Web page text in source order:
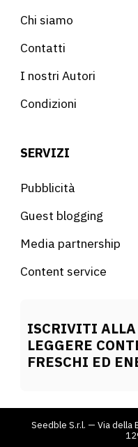
Chi siamo
Contatti
I nostri Autori
Condizioni
SERVIZI
Pubblicità
Guest blogging
Media partnership
Content service
ISCRIVITI ALLA
LEGGERE
FRESCHI ED
Seedble S.r.l. — Via della